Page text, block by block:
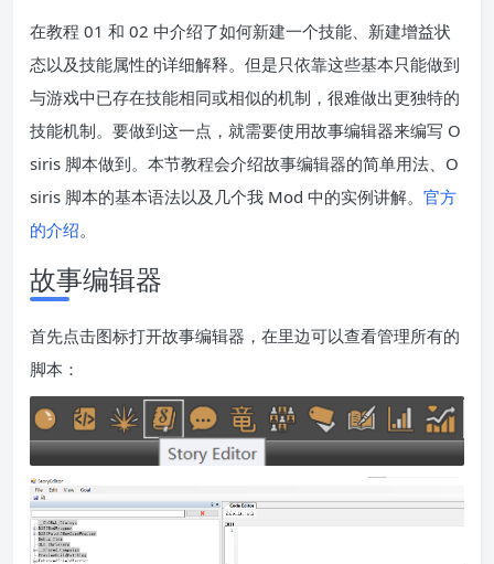
在教程 01 和 02 中介绍了如何新建一个技能、新建增益状
态以及技能属性的详细解释。但是只依靠这些基本只能做到
与游戏中已存在技能相同或相似的机制，很难做出更独特的
技能机制。要做到这一点，就需要使用故事编辑器来编写 O
siris 脚本做到。本节教程会介绍故事编辑器的简单用法、O
siris 脚本的基本语法以及几个我 Mod 中的实例讲解。 官方
的介绍。
故事编辑器
首先点击图标打开故事编辑器，在里边可以查看管理所有的
脚本：